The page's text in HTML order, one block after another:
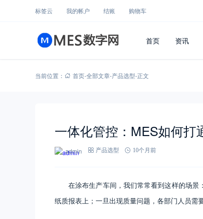
标签云 我的帐户 结账 购物车
首页 资讯
当前位置： 首页-全部文章-产品选型-正文
一体化管控：MES如何打
admin 产品选型 10个月前
在涂布生产车间，我们常常看到这样的场
纸质报表上；一旦出现质量问题，各部门人员需